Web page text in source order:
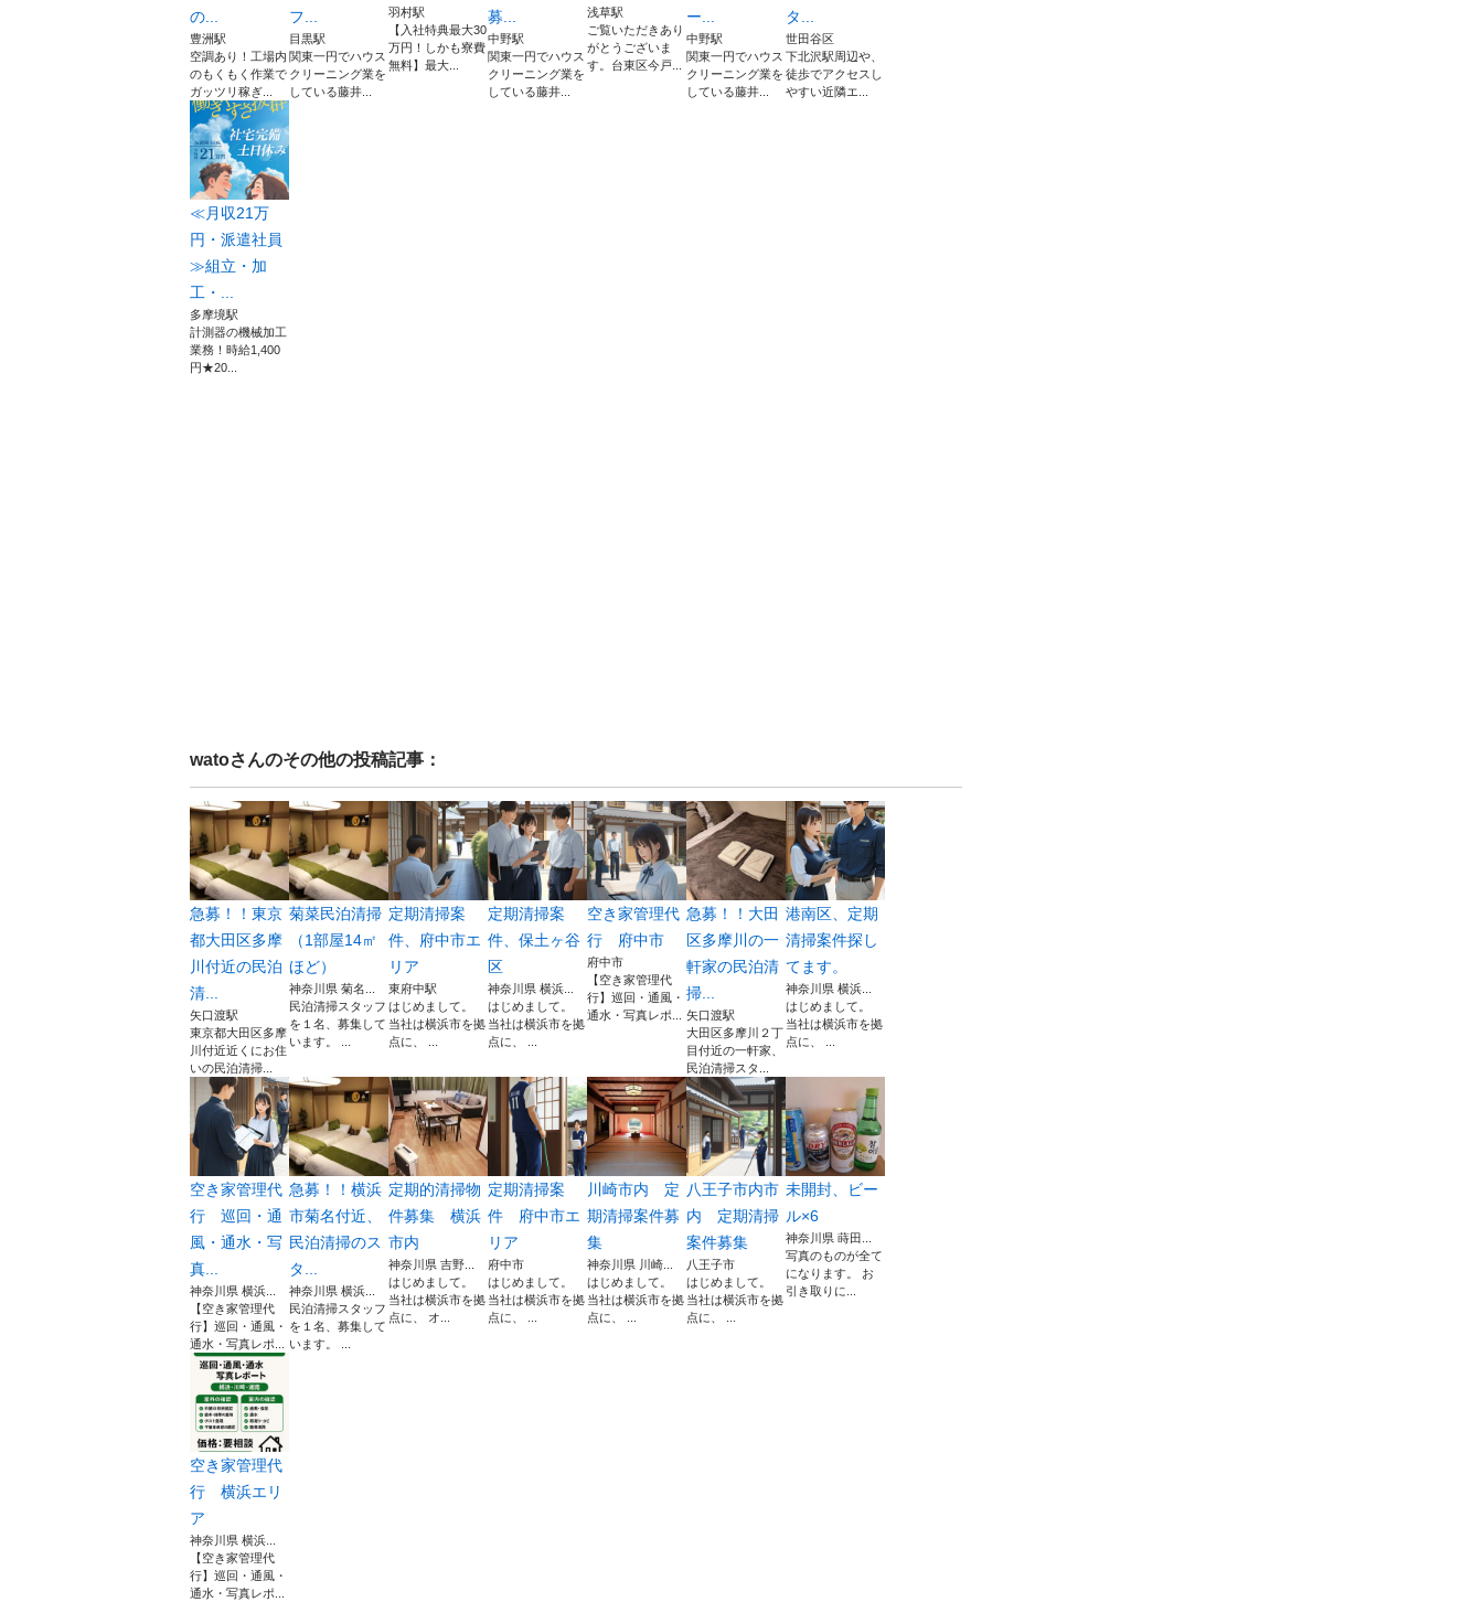
の...
豊洲駅
空調あり！工場内
のもくもく作業で
ガッツリ稼ぎ...
フ...
目黒駅
関東一円でハウス
クリーニング業を
している藤井...
羽村駅
【入社特典最大30
万円！しかも寮費
無料】最大...
募...
中野駅
関東一円でハウス
クリーニング業を
している藤井...
浅草駅
ご覧いただきあり
がとうございま
す。台東区今戸...
ー...
中野駅
関東一円でハウス
クリーニング業を
している藤井...
タ...
世田谷区
下北沢駅周辺や、
徒歩でアクセスし
やすい近隣エ...
≪月収21万
円・派遣社員
≫組立・加
工・...
多摩境駅
計測器の機械加工
業務！時給1,400
円★20...
watoさんのその他の投稿記事：
急募！！東京
都大田区多摩
川付近の民泊
清...
矢口渡駅
東京都大田区多摩
川付近近くにお住
いの民泊清掃...
菊菜民泊清掃
（1部屋14㎡
ほど）
神奈川県 菊名...
民泊清掃スタッフ
を１名、募集して
います。 ...
定期清掃案
件、府中市エ
リア
東府中駅
はじめまして。
当社は横浜市を拠
点に、 ...
定期清掃案
件、保土ヶ谷
区
神奈川県 横浜...
はじめまして。
当社は横浜市を拠
点に、 ...
空き家管理代
行 府中市
府中市
【空き家管理代
行】巡回・通風・
通水・写真レポ...
急募！！大田
区多摩川の一
軒家の民泊清
掃...
矢口渡駅
大田区多摩川２丁
目付近の一軒家、
民泊清掃スタ...
港南区、定期
清掃案件探し
てます。
神奈川県 横浜...
はじめまして。
当社は横浜市を拠
点に、 ...
空き家管理代
行 巡回・通
風・通水・写
真...
神奈川県 横浜...
【空き家管理代
行】巡回・通風・
通水・写真レポ...
急募！！横浜
市菊名付近、
民泊清掃のス
タ...
神奈川県 横浜...
民泊清掃スタッフ
を１名、募集して
います。 ...
定期的清掃物
件募集 横浜
市内
神奈川県 吉野...
はじめまして。
当社は横浜市を拠
点に、 オ...
定期清掃案
件 府中市エ
リア
府中市
はじめまして。
当社は横浜市を拠
点に、 ...
川崎市内 定
期清掃案件募
集
神奈川県 川崎...
はじめまして。
当社は横浜市を拠
点に、 ...
八王子市内市
内 定期清掃
案件募集
八王子市
はじめまして。
当社は横浜市を拠
点に、 ...
未開封、ビー
ル×6
神奈川県 蒔田...
写真のものが全て
になります。 お
引き取りに...
空き家管理代
行 横浜エリ
ア
神奈川県 横浜...
【空き家管理代
行】巡回・通風・
通水・写真レポ...